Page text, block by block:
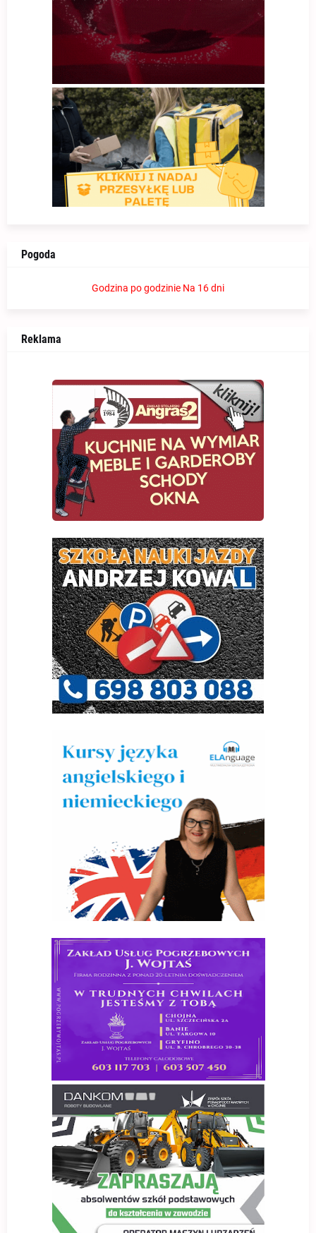
Pogoda
Godzina po godzinie Na 16 dni
Reklama